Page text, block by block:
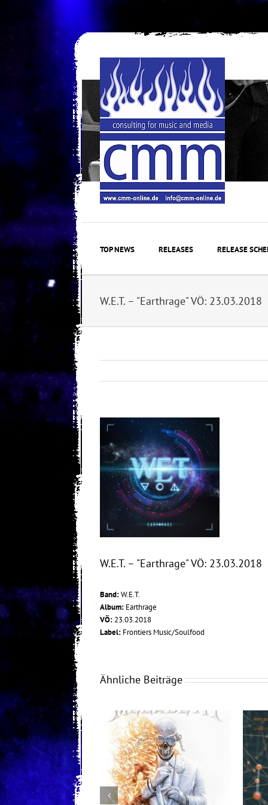
TOP NEWS RELEASES RELEASE
W.E.T. – "Earthrage" VÖ: 23.03.2018
View
Image
W.E.T. – "Earthrage" VÖ: 23.03.2018
Band:W.E.T.
Album: Earthrage
VÖ:23.03.2018
Label: Frontiers Music/Soulfood
Ähnliche Beiträge